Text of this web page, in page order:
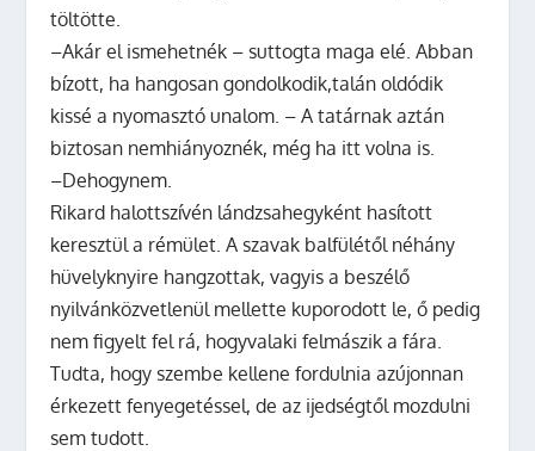
töltötte.
–Akár el ismehetnék – suttogta maga elé. Abban
bízott, ha hangosan gondolkodik,talán oldódik
kissé a nyomasztó unalom. – A tatárnak aztán
biztosan nemhiányoznék, még ha itt volna is.
–Dehogynem.
Rikard halottszívén lándzsahegyként hasított
keresztül a rémület. A szavak balfülétől néhány
hüvelyknyire hangzottak, vagyis a beszélő
nyilvánközvetlenül mellette kuporodott le, ő pedig
nem figyelt fel rá, hogyvalaki felmászik a fára.
Tudta, hogy szembe kellene fordulnia azújonnan
érkezett fenyegetéssel, de az ijedségtől mozdulni
sem tudott.